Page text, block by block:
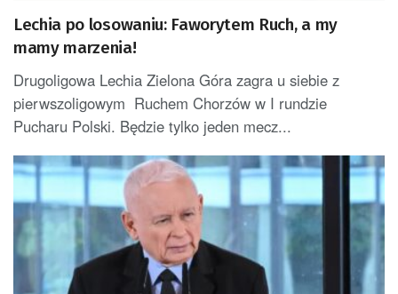
Lechia po losowaniu: Faworytem Ruch, a my
mamy marzenia!
Drugoligowa Lechia Zielona Góra zagra u siebie z
pierwszoligowym Ruchem Chorzów w I rundzie
Pucharu Polski. Będzie tylko jeden mecz...